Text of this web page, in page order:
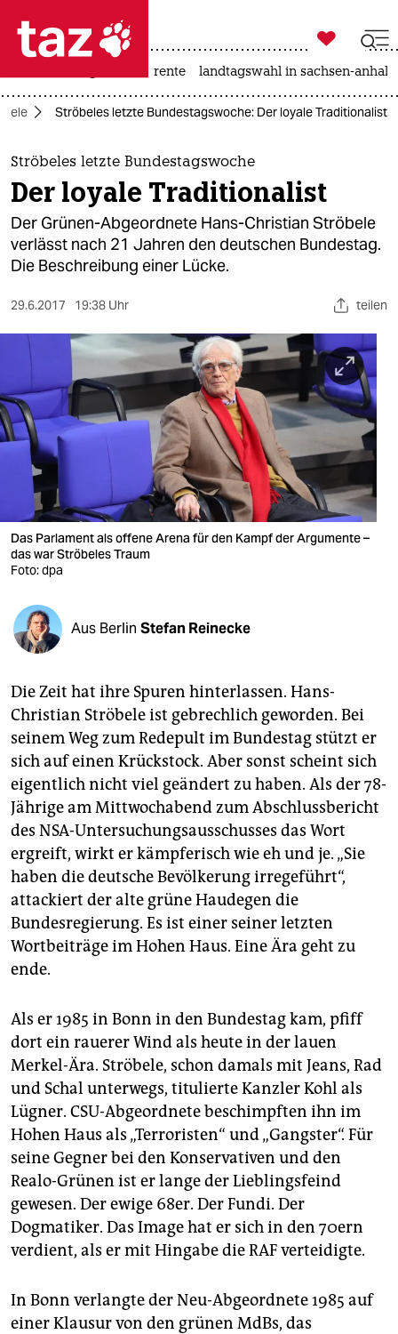
 taz zahl ich
taz zahl ich
themen
politik
öko
sport
berlin
nord
wahrheit
verlag
verlag
shop
fragen & hilfe
unterstützen
abo
genossenschaft
epaper login

taz zahl ich
rente landtagswahl in sachsen-anhalt
Ströbeles letzte Bundestagswoche: Der loyale Traditionalist
Ströbeles letzte Bundestagswoche
Der loyale Traditionalist
Der Grünen-Abgeordnete Hans-Christian Ströbele
verlässt nach 21 Jahren den deutschen Bundestag.
Die Beschreibung einer Lücke.
29.6.2017 19:38 Uhr teilen
Das Parlament als offene Arena für den Kampf der Argumente –
das war Ströbeles Traum
Foto: dpa
Aus Berlin Stefan Reinecke
Die Zeit hat ihre Spuren hinterlassen. Hans-
Christian Ströbele ist gebrechlich geworden. Bei
seinem Weg zum Redepult im Bundestag stützt er
sich auf einen Krückstock. Aber sonst scheint sich
eigentlich nicht viel geändert zu haben. Als der 78-
Jährige am Mittwochabend zum Abschlussbericht
des NSA-Untersuchungsausschusses das Wort
ergreift, wirkt er kämpferisch wie eh und je. „Sie
haben die deutsche Bevölkerung irregeführt“,
attackiert der alte grüne Haudegen die
Bundesregierung. Es ist einer seiner letzten
Wortbeiträge im Hohen Haus. Eine Ära geht zu
ende.
Als er 1985 in Bonn in den Bundestag kam, pfiff
dort ein rauerer Wind als heute in der lauen
Merkel-Ära. Ströbele, schon damals mit Jeans, Rad
und Schal unterwegs, titulierte Kanzler Kohl als
Lügner. CSU-Abgeordnete beschimpften ihn im
Hohen Haus als „Terroristen“ und „Gangster“. Für
seine Gegner bei den Konservativen und den
Realo-Grünen ist er lange der Lieblingsfeind
gewesen. Der ewige 68er. Der Fundi. Der
Dogmatiker. Das Image hat er sich in den 70ern
verdient, als er mit Hingabe die RAF verteidigte.
In Bonn verlangte der Neu-Abgeordnete 1985 auf
einer Klausur von den grünen MdBs, das